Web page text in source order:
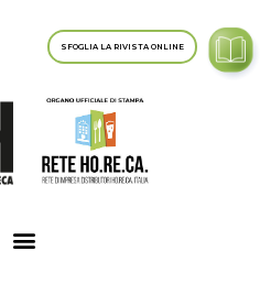
SFOGLIA LA RIVISTA ONLINE